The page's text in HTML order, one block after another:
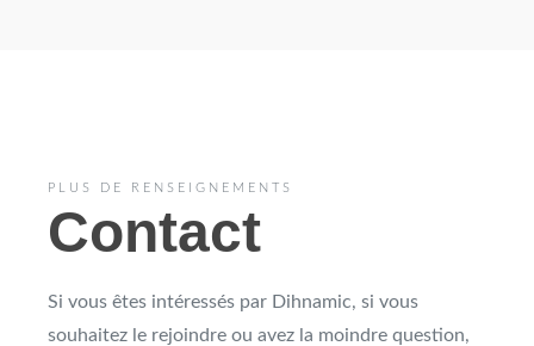
PLUS DE RENSEIGNEMENTS
Contact
Si vous êtes intéressés par Dihnamic, si vous
souhaitez le rejoindre ou avez la moindre question,